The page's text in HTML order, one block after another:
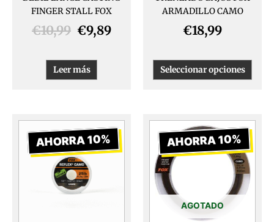
FINGER STALL FOX
€10,99 €9,89
Leer más
ARMADILLO CAMO
€18,99
Seleccionar opciones
AHORRA 10%
El
precio
original
era:
€17,99.
El
precio
actual
AHORRA 10%
AGOTADO
El
precio
original
€13,99.
El
es: